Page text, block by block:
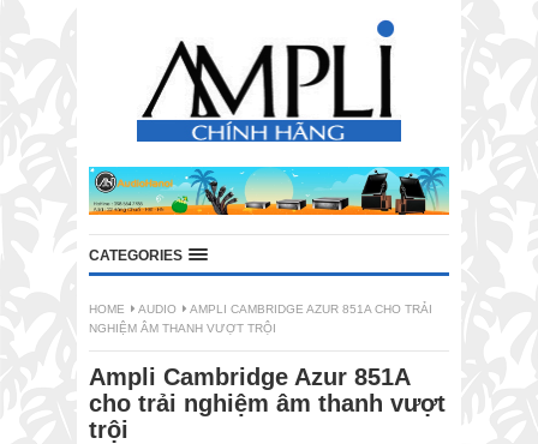
CATEGORIES
HOME AUDIO
AMPLI CAMBRIDGE AZUR 851A CHO TRẢI
NGHIỆM ÂM THANH VƯỢT TRỘI
Ampli Cambridge Azur 851A
cho trải nghiệm âm thanh vượt
trội